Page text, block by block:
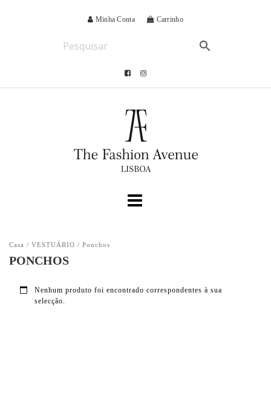
Minha Conta Carrinho
Casa / VESTUÁRIO / Ponchos
PONCHOS
Nenhum produto foi encontrado correspondentes à sua
selecção.